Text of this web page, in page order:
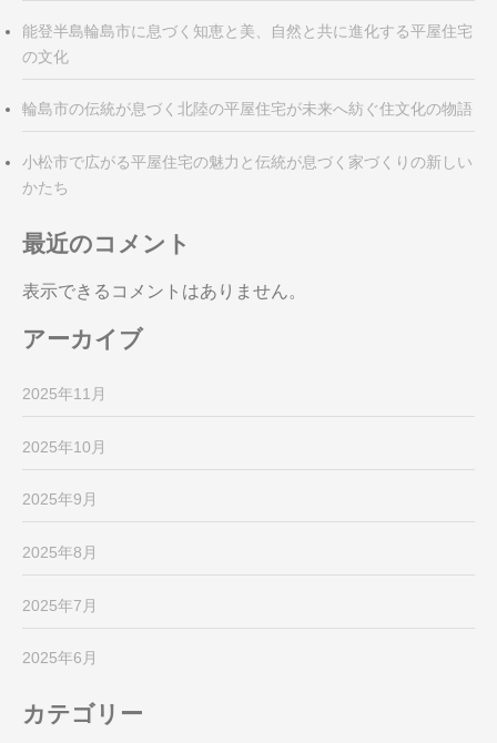
能登半島輪島市に息づく知恵と美、自然と共に進化する平屋住宅
の文化
輪島市の伝統が息づく北陸の平屋住宅が未来へ紡ぐ住文化の物語
小松市で広がる平屋住宅の魅力と伝統が息づく家づくりの新しい
かたち
最近のコメント
表示できるコメントはありません。
アーカイブ
2025年11月
2025年10月
2025年9月
2025年8月
2025年7月
2025年6月
カテゴリー